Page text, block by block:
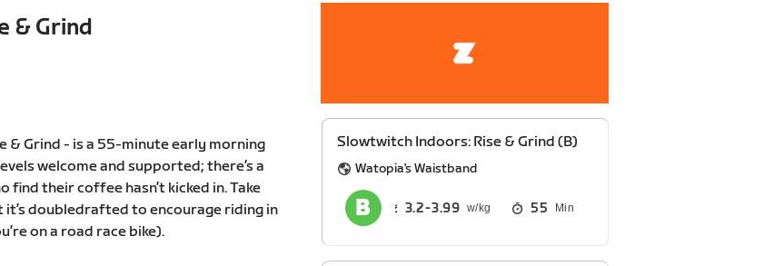
& Grind
& Grind - is a 55-minute early morning
welcome and supported; there’s a
find their coffee hasn’t kicked in. Take
it’s doubledrafted to encourage riding in
on a road race bike).
Slowtwitch Indoors: Rise & Grind (B)
Watopia's Waistband
3.2 3.99 55 Min